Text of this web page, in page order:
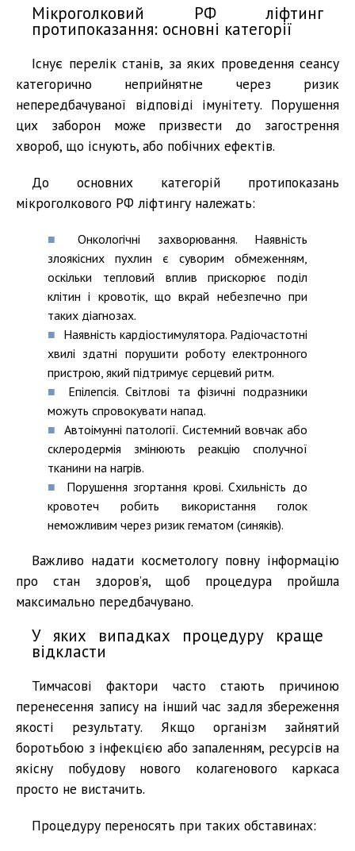
Мікроголковий РФ ліфтинг
протипоказання: основні категорії
Існує перелік станів, за яких проведення сеансу
категорично неприйнятне через ризик
непередбачуваної відповіді імунітету. Порушення
цих заборон може призвести до загострення
хвороб, що існують, або побічних ефектів.
До основних категорій протипоказань
мікроголкового РФ ліфтингу належать:
Онкологічні захворювання. Наявність
злоякісних пухлин є суворим обмеженням,
оскільки тепловий вплив прискорює поділ
клітин і кровотік, що вкрай небезпечно при
таких діагнозах.
Наявність кардіостимулятора. Радіочастотні
хвилі здатні порушити роботу електронного
пристрою, який підтримує серцевий ритм.
Епілепсія. Світлові та фізичні подразники
можуть спровокувати напад.
Автоімунні патології. Системний вовчак або
склеродермія змінюють реакцію сполучної
тканини на нагрів.
Порушення згортання крові. Схильність до
кровотеч робить використання голок
неможливим через ризик гематом (синяків).
Важливо надати косметологу повну інформацію
про стан здоров’я, щоб процедура пройшла
максимально передбачувано.
У яких випадках процедуру краще
відкласти
Тимчасові фактори часто стають причиною
перенесення запису на інший час задля збереження
якості результату. Якщо організм зайнятий
боротьбою з інфекцією або запаленням, ресурсів на
якісну побудову нового колагенового каркаса
просто не вистачить.
Процедуру переносять при таких обставинах: